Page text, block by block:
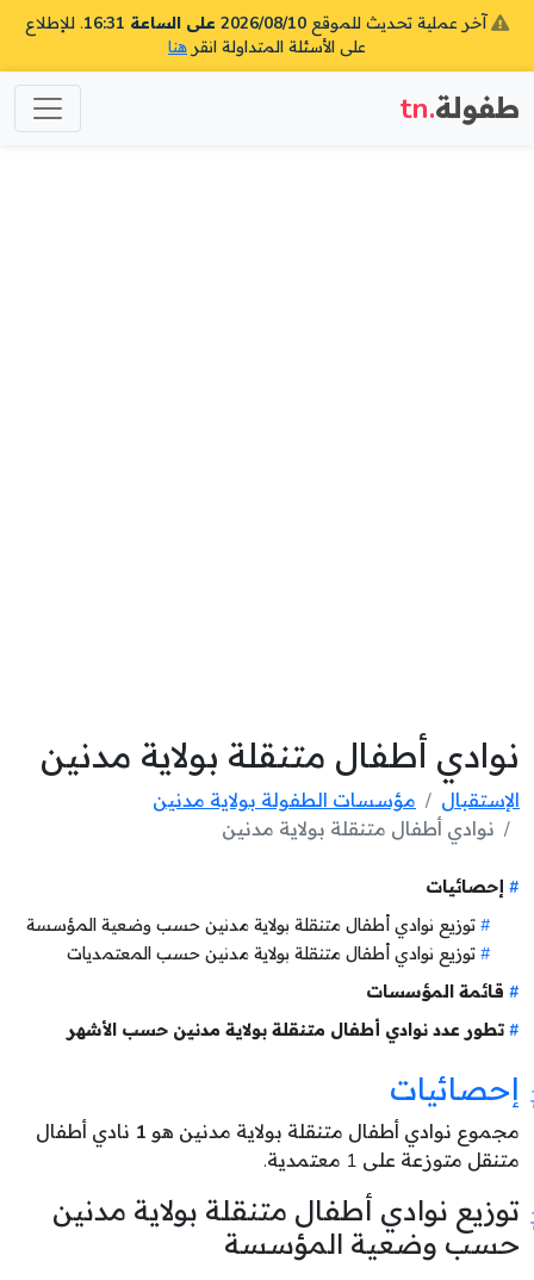
آخر عملية تحديث للموقع 2026/08/10 على الساعة 16:31
. للإطلاع
على الأسئلة المتداولة انقر هنا
طفولة.tn
نوادي أطفال متنقلة بولاية مدنين
الإستقبال
مؤسسات الطفولة بولاية مدنين
نوادي أطفال متنقلة بولاية مدنين
إحصائيات
توزيع نوادي أطفال متنقلة بولاية مدنين حسب وضعية المؤسسة
توزيع نوادي أطفال متنقلة بولاية مدنين حسب المعتمديات
قائمة المؤسسات
تطور عدد نوادي أطفال متنقلة بولاية مدنين حسب الأشهر
إحصائيات
مجموع نوادي أطفال متنقلة بولاية مدنين هو 1 نادي أطفال
متنقل متوزعة على 1 معتمدية.
توزيع نوادي أطفال متنقلة بولاية مدنين
حسب وضعية المؤسسة